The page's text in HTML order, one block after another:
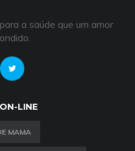
a saúde que um amor
LINE
MAMA